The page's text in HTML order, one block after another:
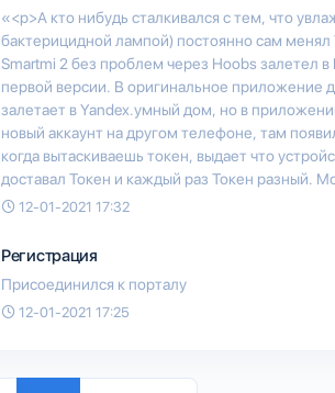
«<p>А кто нибудь сталкивался с тем, что
бактерицидной лампой) постоянно сам
Smartmi 2 без проблем через Hoobs залетел в
первой версии. В оригинальное приложение
залетает в Yandex.умный дом, но в
новый аккаунт на другом телефоне, там
когда вытаскиваешь токен, выдает что
доставал Токен и каждый раз Токен разный.
12-01-2021 17:32
Регистрация
Присоединился к порталу
12-01-2021 17:25